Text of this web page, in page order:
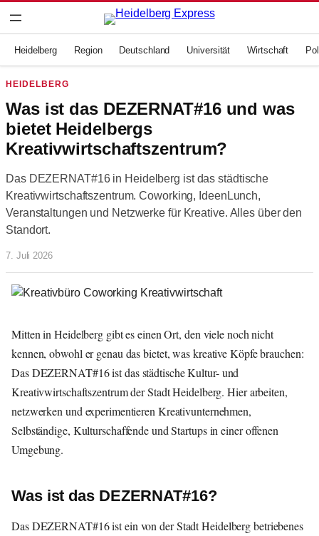
Inhalt
Heidelberg Region Deutschland Universität Wirtschaft
HEIDELBERG
Was ist das DEZERNAT#16 und was
bietet Heidelbergs
Kreativwirtschaftszentrum?
Das DEZERNAT#16 in Heidelberg ist das städtische
Kreativwirtschaftszentrum. Coworking, IdeenLunch,
Veranstaltungen und Netzwerke für Kreative. Alles über den
Standort.
7. Juli 2026
Mitten in Heidelberg gibt es einen Ort, den viele noch nicht
kennen, obwohl er genau das bietet, was kreative Köpfe brauchen:
Das DEZERNAT#16 ist das städtische Kultur- und
Kreativwirtschaftszentrum der Stadt Heidelberg. Hier arbeiten,
netzwerken und experimentieren Kreativunternehmen,
Selbständige, Kulturschaffende und Startups in einer offenen
Umgebung.
Was ist das DEZERNAT#16?
Das DEZERNAT#16 ist ein von der Stadt Heidelberg betriebenes